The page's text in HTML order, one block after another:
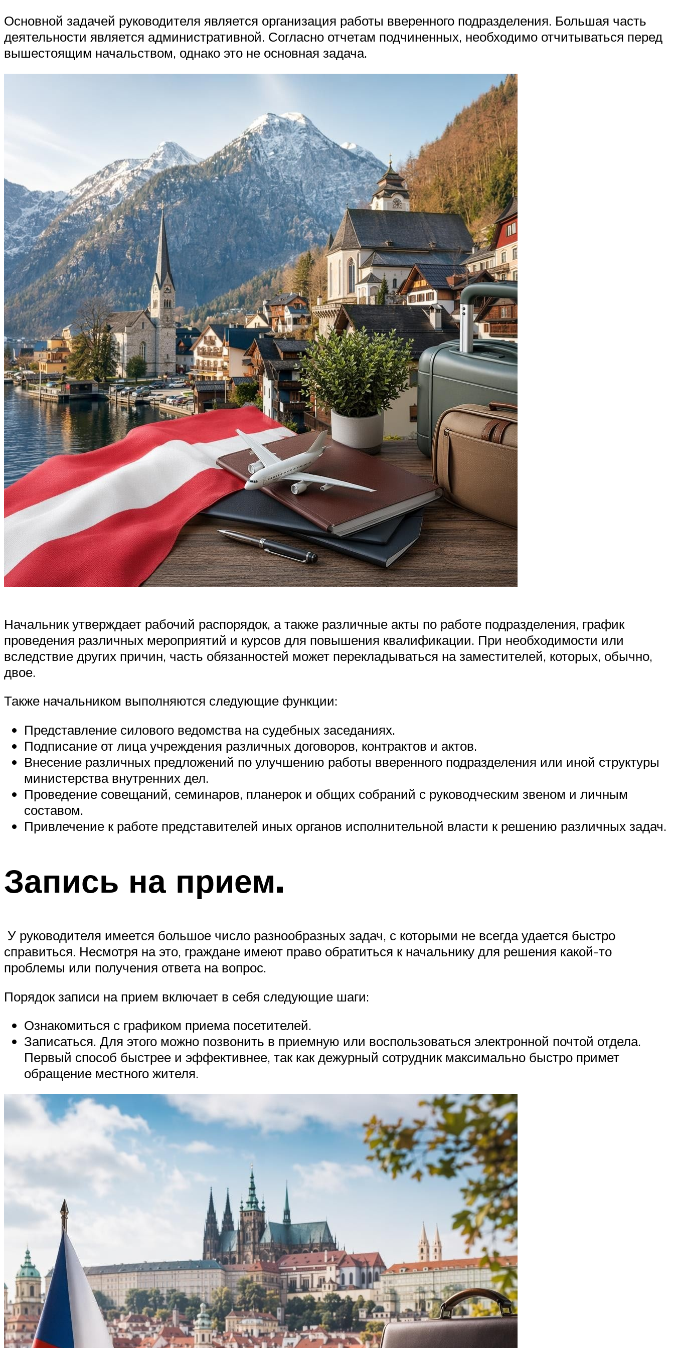
Основной задачей руководителя является организация работы вверенного подразделения. Большая часть
деятельности является административной. Согласно отчетам подчиненных, необходимо отчитываться перед
вышестоящим начальством, однако это не основная задача.
Начальник утверждает рабочий распорядок, а также различные акты по работе подразделения, график
проведения различных мероприятий и курсов для повышения квалификации. При необходимости или
вследствие других причин, часть обязанностей может перекладываться на заместителей, которых, обычно,
двое.
Также начальником выполняются следующие функции:
Представление силового ведомства на судебных заседаниях.
Подписание от лица учреждения различных договоров, контрактов и актов.
Внесение различных предложений по улучшению работы вверенного подразделения или иной структуры
министерства внутренних дел.
Проведение совещаний, семинаров, планерок и общих собраний с руководческим звеном и личным
составом.
Привлечение к работе представителей иных органов исполнительной власти к решению различных задач.
Запись на прием.
У руководителя имеется большое число разнообразных задач, с которыми не всегда удается быстро
справиться. Несмотря на это, граждане имеют право обратиться к начальнику для решения какой-то
проблемы или получения ответа на вопрос.
Порядок записи на прием включает в себя следующие шаги:
Ознакомиться с графиком приема посетителей.
Записаться. Для этого можно позвонить в приемную или воспользоваться электронной почтой отдела.
Первый способ быстрее и эффективнее, так как дежурный сотрудник максимально быстро примет
обращение местного жителя.